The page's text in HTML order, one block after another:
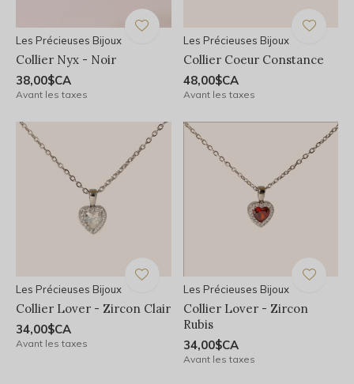
Les Précieuses Bijoux
Collier Nyx - Noir
38,00$CA
Avant les taxes
Les Précieuses Bijoux
Collier Coeur Constance
48,00$CA
Avant les taxes
Les Précieuses Bijoux
Collier Lover - Zircon Clair
34,00$CA
Avant les taxes
Les Précieuses Bijoux
Collier Lover - Zircon
Rubis
34,00$CA
Avant les taxes